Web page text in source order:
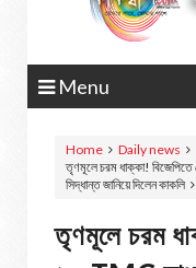
Menu
Home Daily news
তৃণমূলে চরম ধাক্কা!
সিদ্ধান্ত জানিয়ে দিলেন কাকলি
তৃণমূলে চরম